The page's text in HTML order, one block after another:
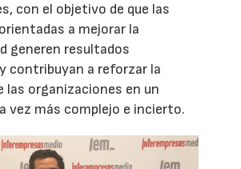
con el objetivo de que las
a mejorar la
generen resultados
contribuyan a reforzar la
las organizaciones en un
vez más complejo e incierto.